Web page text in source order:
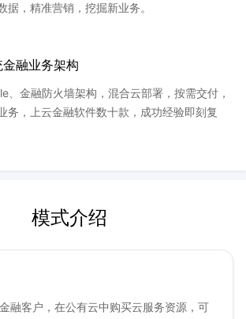
据，精准营销，挖掘新业务。
融业务架构
、金融防火墙架构，混合云部署，按需交付，
务，上云金融软件数十款，成功经验即刻复
模式介绍
融客户，在公有云中购买云服务资源，可